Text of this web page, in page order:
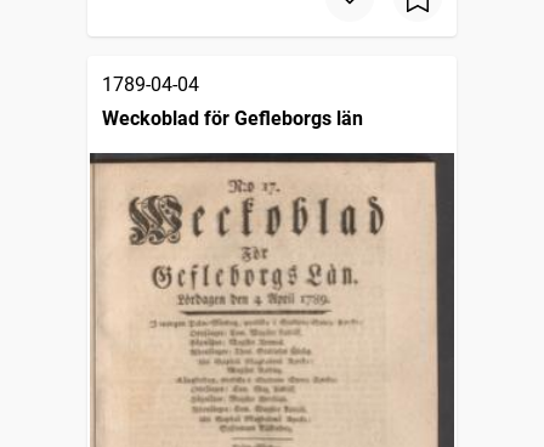
1789-04-04
Weckoblad för Gefleborgs län